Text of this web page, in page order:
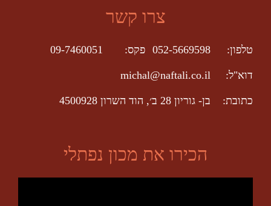
צרו קשר
טלפון: 052-5669598 פקס: 09-7460051
דוא"ל: michal@naftali.co.il
כתובת: בן- גוריון 28 ב׳, הוד השרון 4500928
הכירו את מכון נפתלי